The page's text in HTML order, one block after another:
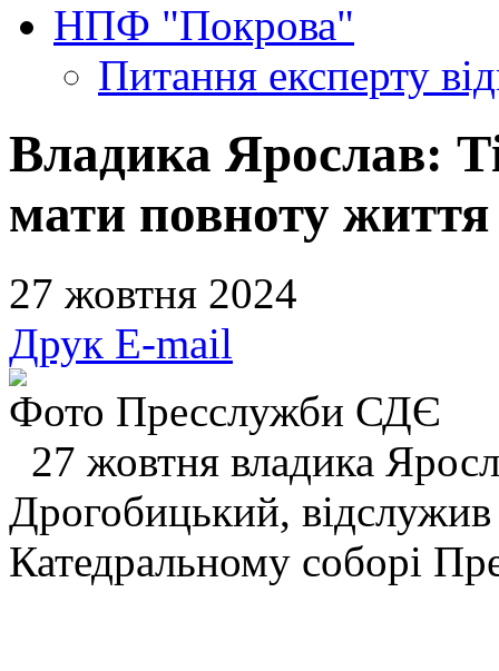
НПФ "Покрова"
Питання експерту
Владика Ярослав:
мати повноту життя
27 жовтня 2024
Друк E-mail
Фото Пресслужби СДЄ
27 жовтня владика
Дрогобицький,
Катедральному соборі